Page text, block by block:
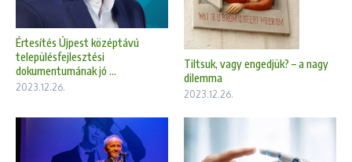
Értesítés Újpest középtávú
településfejlesztési
dokumentumának jó ...
2023.12.26.
Tiltsuk, vagy engedjük? – a nagy
dilemma
2023.12.26.